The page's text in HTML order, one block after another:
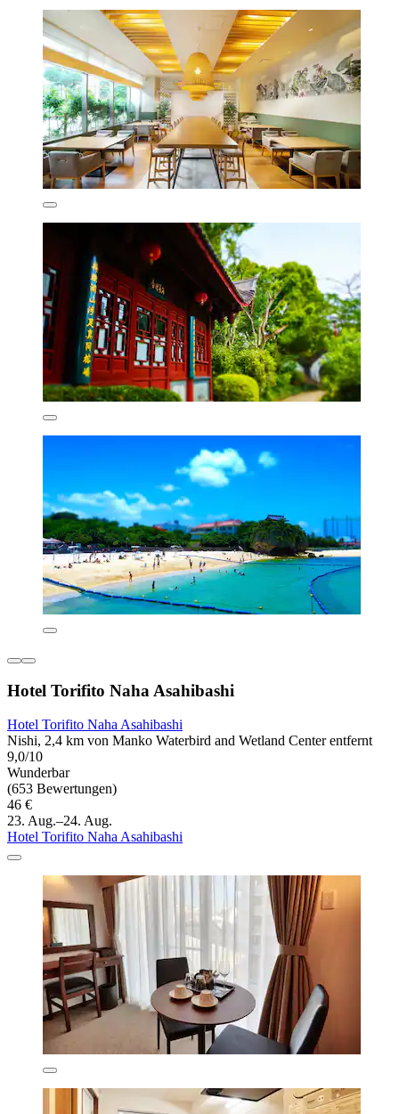
Hotel Torifito Naha Asahibashi
Hotel Torifito Naha Asahibashi
Nishi, 2,4 km von Manko Waterbird and Wetland Center entfernt
9,0/10
Wunderbar
(653 Bewertungen)
46 €
23. Aug.–24. Aug.
Hotel Torifito Naha Asahibashi